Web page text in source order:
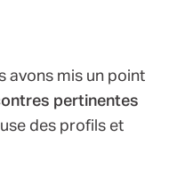
avons mis un point
pertinentes
des profils et